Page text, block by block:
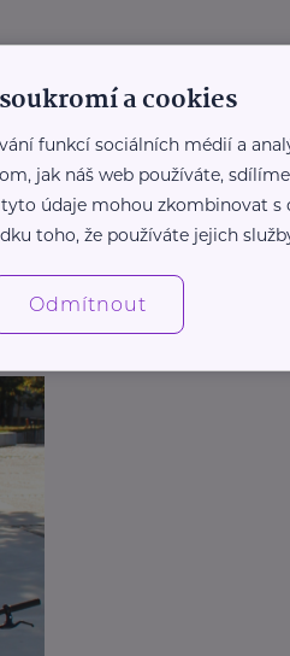
a cookies
funkcí sociálních médií a
jak náš web používáte,
údaje mohou zkombinovat
toho, že používáte jejich
Odmítnout